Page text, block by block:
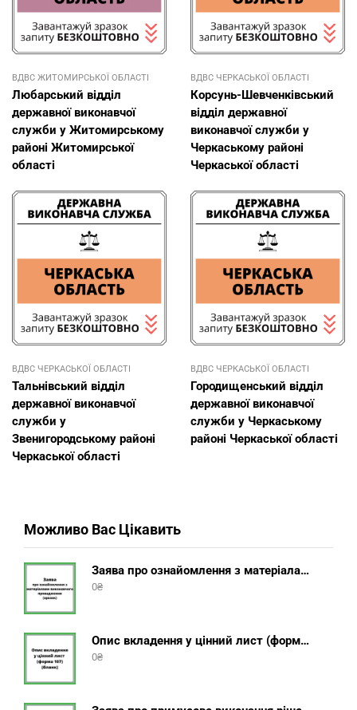
ВДВС ЖИТОМИРСЬКОЇ ОБЛАСТІ
Любарський відділ
державної виконавчої
служби у Житомирському
районі Житомирської
області
ВДВС ЧЕРКАСЬКОЇ ОБЛАСТІ
Корсунь-Шевченківський
відділ державної
виконавчої служби у
Черкаському районі
Черкаської області
ВДВС ЧЕРКАСЬКОЇ ОБЛАСТІ
Тальнівський відділ
державної виконавчої
служби у
Звенигородському районі
Черкаської області
ВДВС ЧЕРКАСЬКОЇ ОБЛАСТІ
Городищенський відділ
державної виконавчої
служби у Черкаському
районі Черкаської області
Можливо Вас Цікавить
Заява про ознайомлення з матеріалами виконавчого провадження (зразок, шаблон 2025 року)
0₴
Опис вкладення у цінний лист (форма 107) + інструкція відправлення цінного листа з описом вкладення
0₴